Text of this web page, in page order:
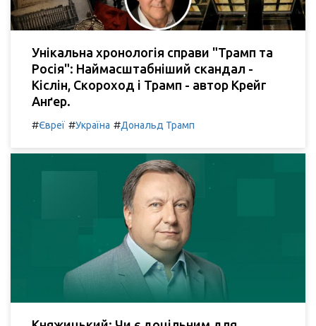
Унікальна хронологія справи "Трамп та
Росія": Наймасштабніший скандал -
Кіслін, Скороход і Трамп - автор Крейг
Анґер.
#Євреї #Україна #Дональд Трамп